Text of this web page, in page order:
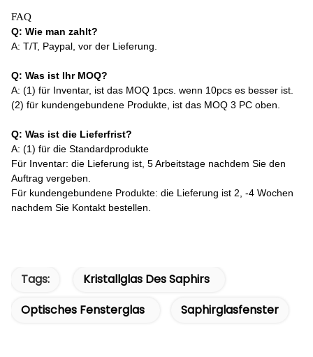
FAQ
Q: Wie man zahlt?
A: T/T, Paypal, vor der Lieferung.
Q: Was ist Ihr MOQ?
A: (1) für Inventar, ist das MOQ 1pcs. wenn 10pcs es besser ist.
(2) für kundengebundene Produkte, ist das MOQ 3 PC oben.
Q: Was ist die Lieferfrist?
A: (1) für die Standardprodukte
Für Inventar: die Lieferung ist, 5 Arbeitstage nachdem Sie den
Auftrag vergeben.
Für kundengebundene Produkte: die Lieferung ist 2, -4 Wochen
nachdem Sie Kontakt bestellen.
Tags:
Kristallglas Des Saphirs
Optisches Fensterglas
Saphirglasfenster